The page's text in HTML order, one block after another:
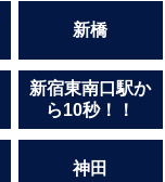
新橋
新宿東南口駅か
ら10秒！！
神田
木更津
下総中山
松戸
本八幡
浦安